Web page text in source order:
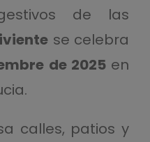
de las
se celebra
de 2025en
calles, patios y